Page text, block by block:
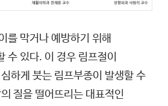
를 막거나 예방하기 위해
수 있다. 이 경우 림프절이
하게 붓는 림프부종이 발생할 수
질을 떨어뜨리는 대표적인